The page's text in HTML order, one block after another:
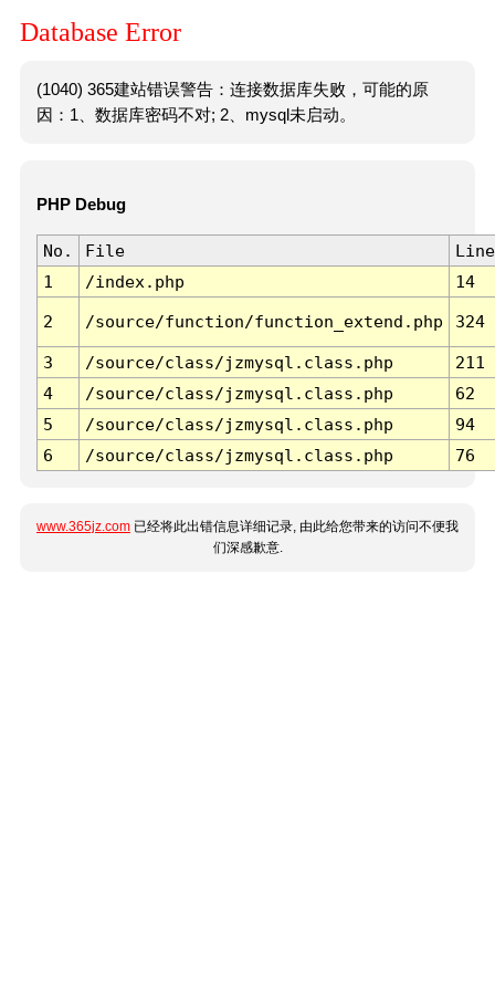
Database Error
(1040) 365建站错误警告：连接数据库失败，可能的原
因：1、数据库密码不对; 2、mysql未启动。
PHP Debug
No. File
Line
1
/index.php 14
2 /source/function/function_extend.php 324
3 /source/class/jzmysql.class.php
211
4
/source/class/jzmysql.class.php
62
5
/source/class/jzmysql.class.php
94
6
/source/class/jzmysql.class.php 76
www.365jz.com 已经将此出错信息详细记录, 由此给您带来的访问不便我
们深感歉意.